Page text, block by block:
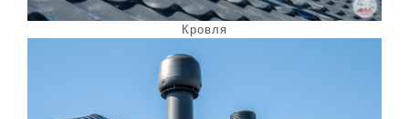
Кровля